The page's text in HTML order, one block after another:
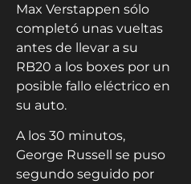
Max Verstappen sólo
completó unas vueltas
antes de llevar a su
RB20 a los boxes por un
posible fallo eléctrico en
su auto.
A los 30 minutos,
George Russell se puso
segundo seguido por